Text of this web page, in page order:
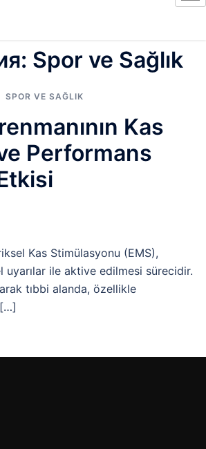
Spor ve Sağlık
SPOR VE SAĞLIK
Kas
Performans
Kas Stimülasyonu (EMS),
uyarılar ile aktive edilmesi sürecidir.
tıbbi alanda, özellikle